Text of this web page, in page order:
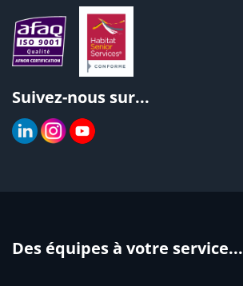
Suivez-nous sur...
Des équipes à votre service...